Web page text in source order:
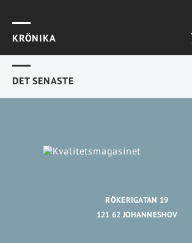
KRÖNIKA
DET SENASTE
RÖKERIGATAN 19
121 62 JOHANNESHOV